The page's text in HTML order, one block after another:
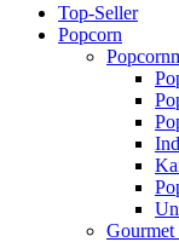
Top-Seller
Popcorn
Gourmet